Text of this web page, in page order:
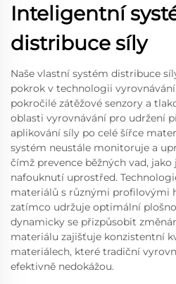
Inteligentní
distribuce síly
Naše vlastní systém distribuce
pokrok v technologii
pokročilé zátěžové senzory a
oblasti vyrovnávání pro udržení
aplikování síly po celé šířce
systém neustále monitoruje a
čímž prevence běžných vad,
nafouknutí uprostřed.
materiálů s různými profilovými
zatímco udržuje optimální
dynamicky se přizpůsobit
materiálu zajišťuje konzistentní
materiálech, které tradiční
efektivně nedokážou.